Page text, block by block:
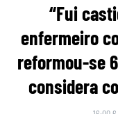
“Fui
enfermeiro
reformou-se
considera